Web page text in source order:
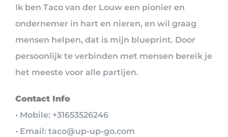
Ik ben Taco van der Louw een pionier en
ondernemer in hart en nieren, en wil graag
mensen helpen, dat is mijn blueprint. Door
persoonlijk te verbinden met mensen bereik je
het meeste voor alle partijen.
Contact Info
• Mobile: +31653526246
• Email: taco@up-up-go.com